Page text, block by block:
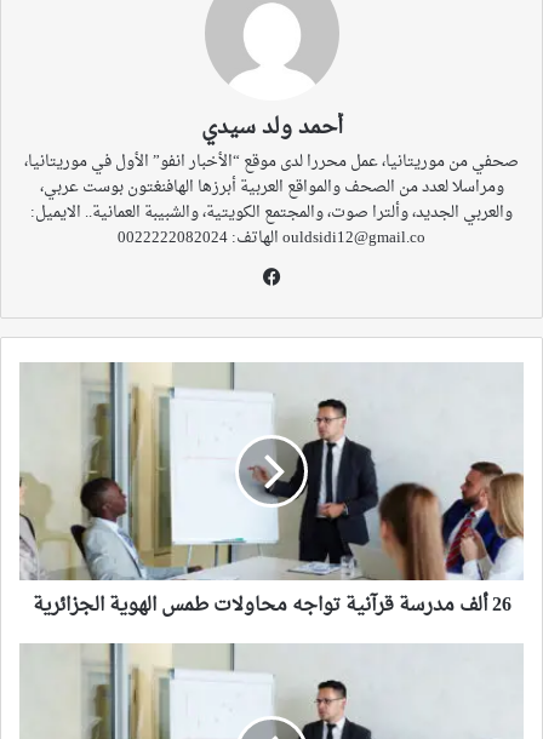
أحمد ولد سيدي
صحفي من موريتانيا، عمل محررا لدى موقع “الأخبار انفو” الأول في موريتانيا،
ومراسلا لعدد من الصحف والمواقع العربية أبرزها الهافنغتون بوست عربي،
والعربي الجديد، وألترا صوت، والمجتمع الكويتية، والشبيبة العمانية.. الايميل:
ouldsidi12@gmail.co الهاتف: 0022222082024
تواجه
محاولات
طمس
الهوية
الجزائرية
26 ألف مدرسة قرآنية تواجه محاولات طمس الهوية الجزائرية